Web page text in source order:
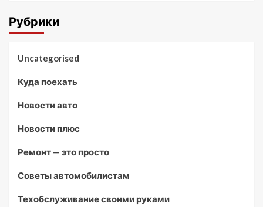
Рубрики
Uncategorised
Куда поехать
Новости авто
Новости плюс
Ремонт — это просто
Советы автомобилистам
Техобслуживание своими руками